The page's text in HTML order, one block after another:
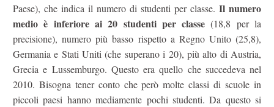
Paese), che indica il numero di studenti per classe. Il numero
medio è inferiore ai 20 studenti per classe (18,8 per la
precisione), numero più basso rispetto a Regno Unito (25,8),
Germania e Stati Uniti (che superano i 20), più alto di Austria,
Grecia e Lussemburgo. Questo era quello che succedeva nel
2010. Bisogna tener conto che però molte classi di scuole in
piccoli paesi hanno mediamente pochi studenti. Da questo si